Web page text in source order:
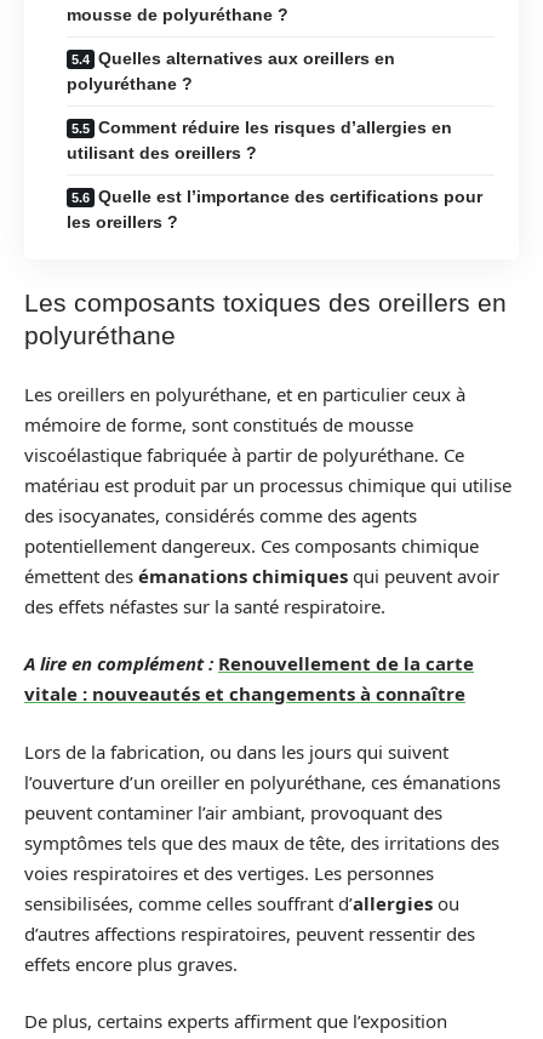
mousse de polyuréthane ?
Quelles alternatives aux oreillers en
polyuréthane ?
Comment réduire les risques d’allergies en
utilisant des oreillers ?
Quelle est l’importance des certifications pour
les oreillers ?
Les composants toxiques des oreillers en
polyuréthane
Les oreillers en polyuréthane, et en particulier ceux à
mémoire de forme, sont constitués de mousse
viscoélastique fabriquée à partir de polyuréthane. Ce
matériau est produit par un processus chimique qui utilise
des isocyanates, considérés comme des agents
potentiellement dangereux. Ces composants chimique
émettent des émanations chimiques qui peuvent avoir
des effets néfastes sur la santé respiratoire.
A lire en complément : Renouvellement de la carte
vitale : nouveautés et changements à connaître
Lors de la fabrication, ou dans les jours qui suivent
l’ouverture d’un oreiller en polyuréthane, ces émanations
peuvent contaminer l’air ambiant, provoquant des
symptômes tels que des maux de tête, des irritations des
voies respiratoires et des vertiges. Les personnes
sensibilisées, comme celles souffrant d’allergies ou
d’autres affections respiratoires, peuvent ressentir des
effets encore plus graves.
De plus, certains experts affirment que l’exposition